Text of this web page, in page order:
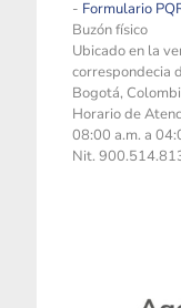
- Formulario
Buzón físico
Ubicado en la
correspondecia
Bogotá,
Horario de
08:00 a.m. a
Nit.